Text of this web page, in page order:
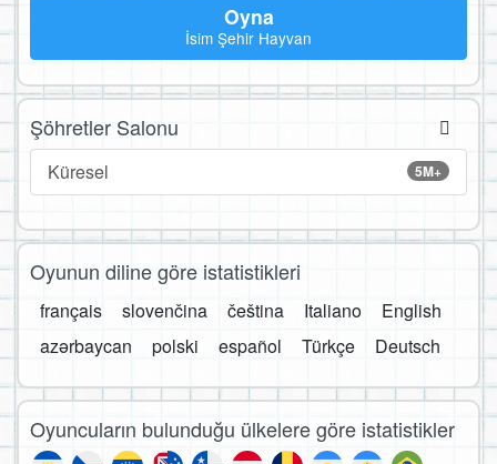
Oyna
İsim Şehir Hayvan
Şöhretler Salonu
5M+
Küresel
Oyunun diline göre istatistikleri
français slovenčina čeština Italiano
English
azərbaycan
polski español Türkçe Deutsch
Oyuncuların bulunduğu ülkelere göre istatistikler